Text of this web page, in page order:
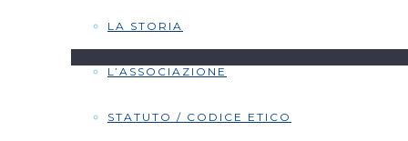
LA STORIA
L’ASSOCIAZIONE
STATUTO / CODICE ETICO